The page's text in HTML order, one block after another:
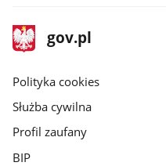
stopka
gov.pl
Strona
gov.pl
gov.pl
Polityka cookies
Służba cywilna
Profil zaufany
BIP